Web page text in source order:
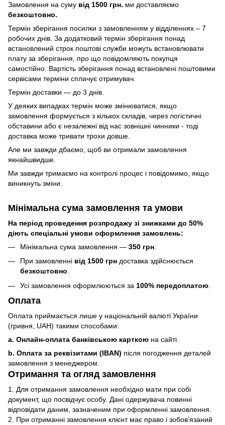
Замовлення на суму від 1500 грн. ми доставляємо
безкоштовно.
Термін зберігання посилки з замовленням у відділеннях – 7
робочих днів. За додатковий термін зберігання понад
встановлений строк поштові служби можуть встановлювати
плату за зберігання, про що повідомляють покупця
самостійно. Вартість зберігання понад вcтановлені поштовими
сервісами терміни сплачує отримувач.
Термін доставки — до 3 днів.
У деяких випадках термін може змінюватися, якщо
замовлення формується з кількох складів, через логістичні
обставини або є незалежні від нас зовнішні чинники - тоді
доставка може тривати трохи довше.
Але ми завжди дбаємо, щоб ви отримали замовлення
якнайшвидше.
Ми завжди тримаємо на контролі процес і повідомимо, якщо
виникнуть зміни.
Мінімальна сума замовлення та умови
На період проведення розпродажу зі знижками до 50%
діють спеціальні умови оформлення замовлень:
Мінімальна сума замовлення — 350 грн
При замовленні від 1500 грн доставка здійснюється
безкоштовно.
Усі замовлення оформлюються за 100% передоплатою
Оплата
Оплата приймається лише у національній валюті України
(гривня, UAH) такими способами:
a. Онлайн-оплата банківською карткою на сайті.
b. Оплата за реквізитами (IBAN) після погодження деталей
замовлення з менеджером.
Отримання та огляд замовлення
1. Для отримання замовлення необхідно мати при собі
документ, що посвідчує особу. Дані одержувача повинні
відповідати даним, зазначеним при оформленні замовлення.
2. При отриманні замовлення клієнт має право і зобов’язаний